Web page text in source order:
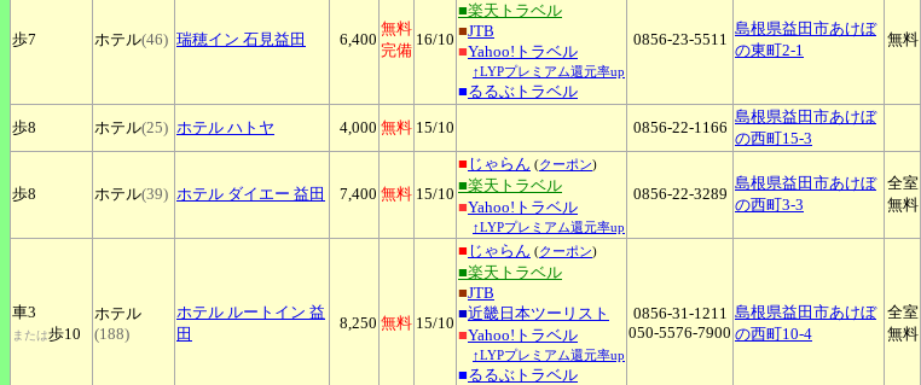
歩7 ホテル(46) 瑞穂イン 石見益田 6,400
無料
完備
16/10
■楽天トラベル
■JTB
■Yahoo!トラベル
↑LYPプレミアム還元率up
■るるぶトラベル
0856-23-5511
島根県益田市あけぼ
の東町2-1
無料
歩8 ホテル(25) ホテル ハトヤ 4,000 無料 15/10 0856-22-1166
島根県益田市あけぼ
の西町15-3
歩8 ホテル(39) ホテル ダイエー 益田 7,400 無料 15/10
■ じゃらん (クーポン)
■楽天トラベル
■Yahoo!トラベル
↑LYPプレミアム還元率up
0856-22-3289
島根県益田市あけぼ
の西町3-3
全室
無料
車3
または歩10
ホテル
(188)
ホテル ルートイン 益
田
8,250 無料 15/10
■ じゃらん (クーポン)
■楽天トラベル
■JTB
■近畿日本ツーリスト
■Yahoo!トラベル
↑LYPプレミアム還元率up
■るるぶトラベル
0856-31-1211
050-5576-7900
島根県益田市あけぼ
の西町10-4
全室
無料